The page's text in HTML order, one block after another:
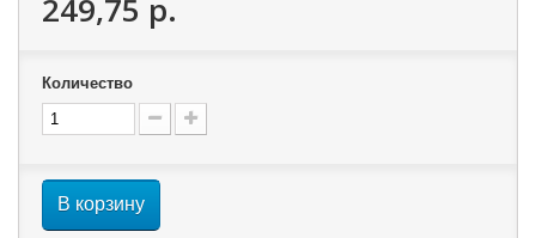
249,75 р.
Количество
В корзину